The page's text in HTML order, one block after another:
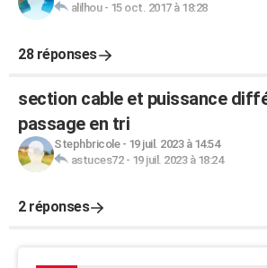
alilhou- 15 oct. 2017 à 18:28
28 réponses
section cable et puissance
passage en tri
Stephbricole- 19 juil. 2023 à 14:54
astuces72- 19 juil. 2023 à 18:24
2 réponses